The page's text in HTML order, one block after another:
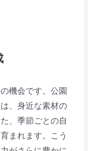
機会です。公園
、身近な素材の
、季節ごとの自
まれます。こう